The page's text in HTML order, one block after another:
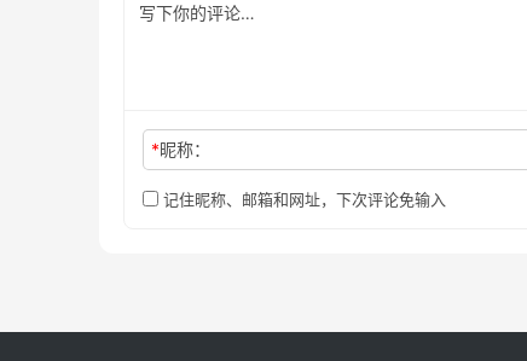
*昵称：
记住昵称、邮箱和网址，下次评论免输入